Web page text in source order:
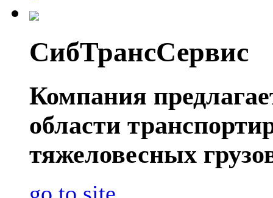
СибТрансСервис
Компания
области
тяжеловесных